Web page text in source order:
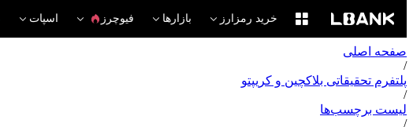
خرید رمزارز بازارها فیوچرز اسپات
صفحه اصلی
/
پلتفرم تحقیقاتی بلاکچین و کریپتو
/
لیست برچسب‌ها
/